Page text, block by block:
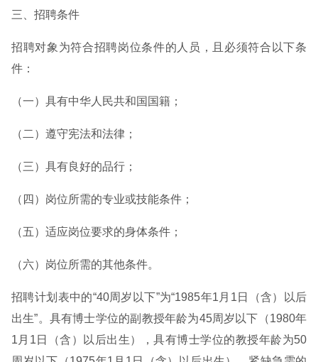
三、招聘条件
招聘对象为符合招聘岗位条件的人员，且必须符合以下条
件：
（一）具有中华人民共和国国籍；
（二）遵守宪法和法律；
（三）具有良好的品行；
（四）岗位所需的专业或技能条件；
（五）适应岗位要求的身体条件；
（六）岗位所需的其他条件。
招聘计划表中的“40周岁以下”为“1985年1月1日（含）以后
出生”。具有博士学位的副教授年龄为45周岁以下（1980年
1月1日（含）以后出生），具有博士学位的教授年龄为50